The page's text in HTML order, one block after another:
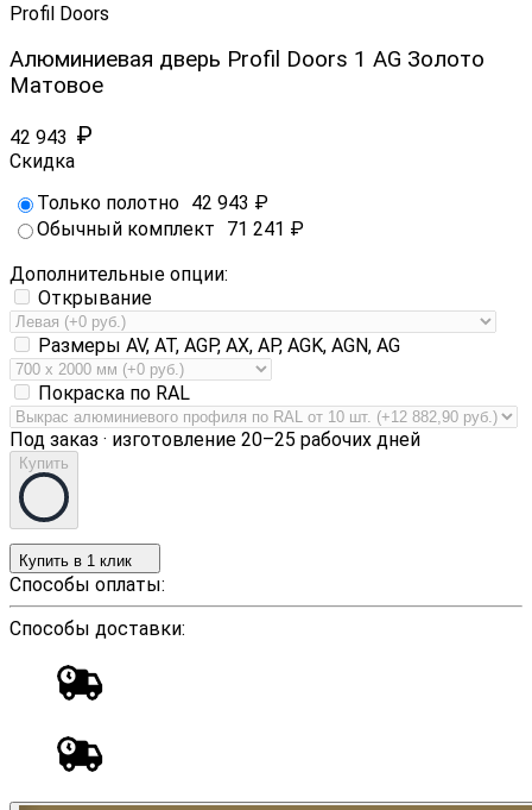
Profil Doors
Алюминиевая дверь Profil Doors 1 AG Золото
Матовое
42 943 ₽
Скидка
Только полотно 42 943 ₽
Обычный комплект
71 241 ₽
Дополнительные опции:
Открывание
Размеры AV, AT, AGP, AX, AP, AGK, AGN, AG
Покраска по RAL
Под заказ · изготовление 20–25 рабочих дней
Купить
Купить в 1 клик
Способы оплаты:
Способы доставки: